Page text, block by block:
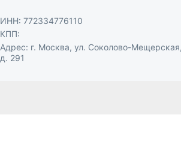
ИНН: 772334776110
КПП:
Адрес: г. Москва, ул. Соколово-Мещерская,
д. 291